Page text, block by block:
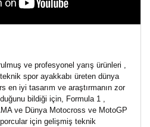
ve profesyonel yarış ürünleri ,
spor ayakkabı üreten dünya
en iyi tasarım ve araştırmanın zor
bildiği için, Formula 1 ,
ve Dünya Motocross ve MotoGP
için gelişmiş teknik